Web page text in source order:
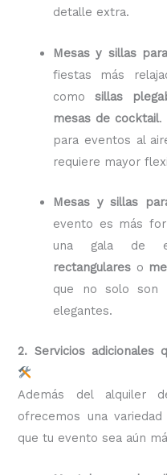
detalle extra.
Mesas y sillas
fiestas más
como sillas
mesas de cocktail.
para eventos al
requiere mayor
Mesas y sillas
evento es más
una gala de
rectangulares o
que no solo son
elegantes.
2. Servicios adicionales
Además del alquiler
ofrecemos una
que tu evento sea aún